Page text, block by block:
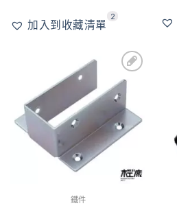
NT$420。
格：
NT$158。
加入到收藏清單
2
加入
到收
5
鐵件